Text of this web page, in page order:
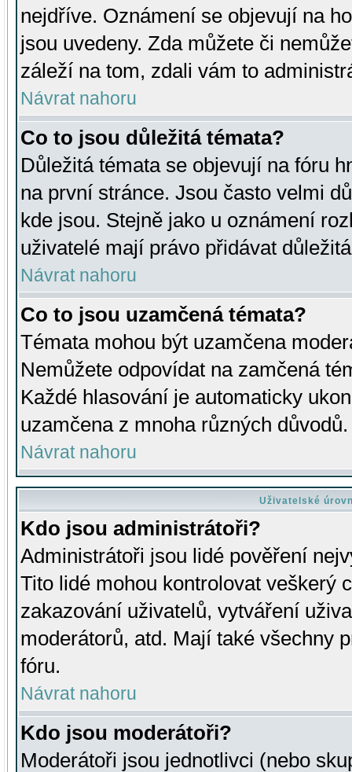
nejdříve. Oznámení se objevují na
jsou uvedeny. Zda můžete či
záleží na tom, zdali vám to
Návrat nahoru
Co to jsou důležitá témata?
Důležitá témata se objevují na fóru
na první stránce. Jsou často velmi
kde jsou. Stejně jako u oznámení
uživatelé mají právo přidávat
Návrat nahoru
Co to jsou uzamčená témata?
Témata mohou být uzamčena
Nemůžete odpovídat na zamčená
Každé hlasování je automaticky
uzamčena z mnoha různých důvodů.
Návrat nahoru
Uživatelské
Kdo jsou administrátoři?
Administrátoři jsou lidé pověření
Tito lidé mohou kontrolovat veškerý
zakazování uživatelů, vytváření
moderátorů, atd. Mají také všechny
fóru.
Návrat nahoru
Kdo jsou moderátoři?
Moderátoři jsou jednotlivci (nebo